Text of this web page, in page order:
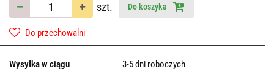
szt. Do koszyka
Do przechowalni
Wysyłka w ciągu 3-5 dni roboczych